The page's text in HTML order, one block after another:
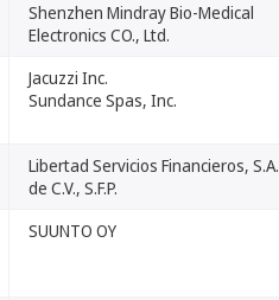
Shenzhen Mindray Bio-Medical
Electronics CO., Ltd.
Jacuzzi Inc.
Sundance Spas, Inc.
Libertad Servicios Financieros, S.A.
de C.V., S.F.P.
SUUNTO OY